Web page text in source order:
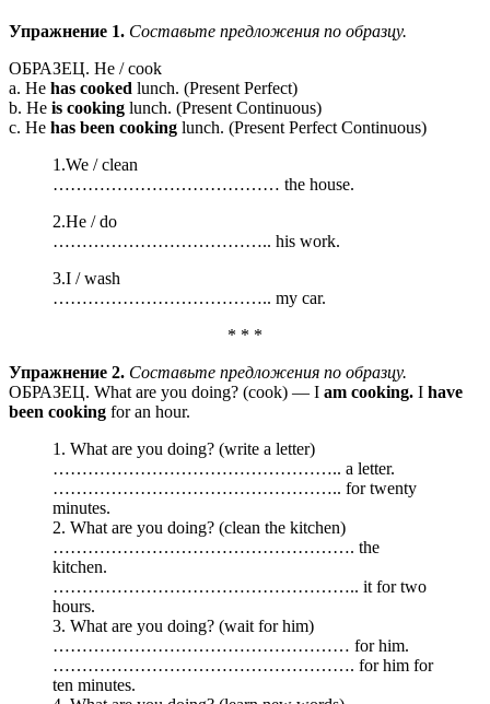
Упражнение 1. Составьте предложения по образцу.
ОБРАЗЕЦ. He / cook
a. He has cooked lunch. (Present Perfect)
b. He is cooking lunch. (Present Continuous)
c. He has been cooking lunch. (Present Perfect Continuous)
1.We / clean
………………………………… the house.
2.He / do
……………………………….. his work.
3.I / wash
……………………………….. my car.
* * *
Упражнение 2. Составьте предложения по образцу.
ОБРАЗЕЦ. What are you doing? (cook) — I am cooking. I have
been cooking for an hour.
1. What are you doing? (write a letter)
………………………………………….. a letter.
………………………………………….. for twenty
minutes.
2. What are you doing? (clean the kitchen)
……………………………………………. the
kitchen.
…………………………………………….. it for two
hours.
3. What are you doing? (wait for him)
…………………………………………… for him.
……………………………………………. for him for
ten minutes.